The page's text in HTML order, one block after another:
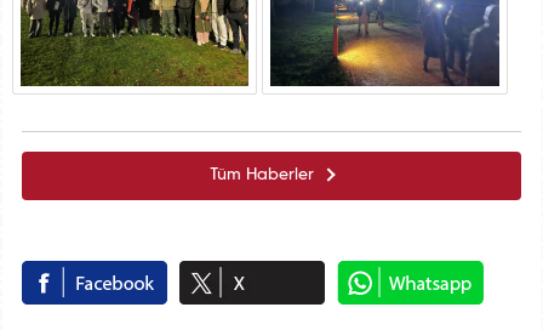
Tüm Haberler